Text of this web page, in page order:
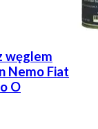
węglem
Nemo Fiat
O